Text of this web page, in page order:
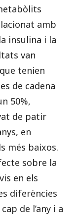
amb
insulina i la
van
tenien
de cadena
50%,
de patir
en
més baixos.
sobre la
en els
diferències
de l’any i a